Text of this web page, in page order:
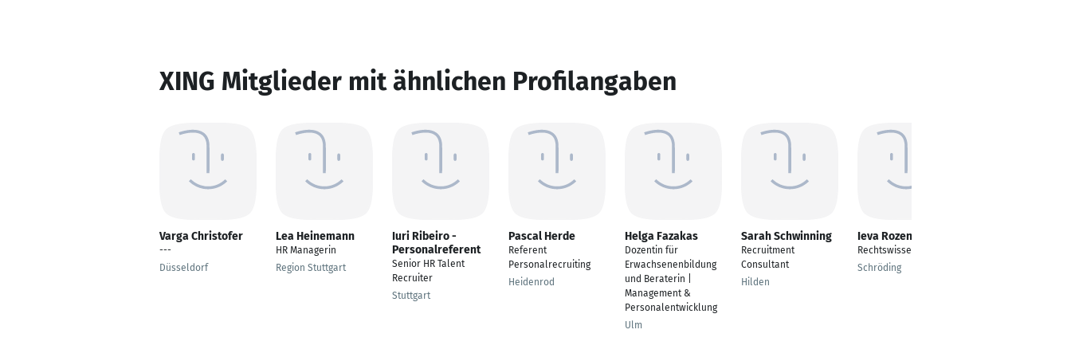
XING Mitglieder mit ähnlichen Profilangaben
Varga Christofer
---
Düsseldorf
Lea Heinemann
HR Managerin
Region Stuttgart
Iuri Ribeiro -
Personalreferent
Senior HR Talent
Recruiter
Stuttgart
Pascal Herde
Referent
Personalrecruiting
Heidenrod
Helga Fazakas
Dozentin für
Erwachsenenbildung
und Beraterin |
Management &
Personalentwicklung
Ulm
Sarah Schwinning
Recruitment
Consultant
Hilden
Ieva Rozenblat
Rechtswissenschaft
Schröding